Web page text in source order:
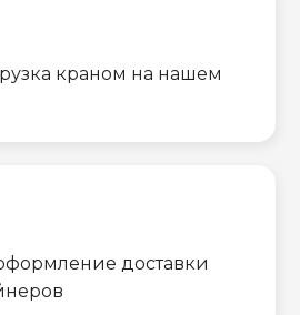
краном на нашем
доставки